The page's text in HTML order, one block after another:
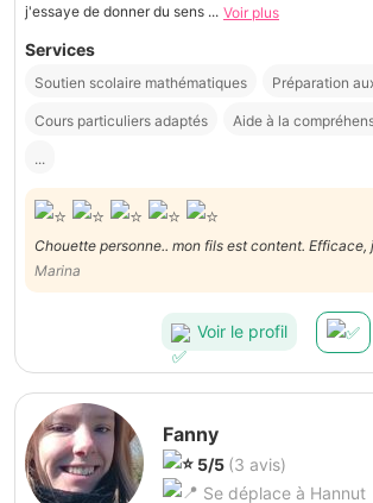
j'essaye de donner du sens ... Voir plus
Services
Soutien scolaire mathématiques Préparation
Cours particuliers adaptés Aide à la
...
Chouette personne.. mon fils est content. Efficace,
Marina
Voir le profil
Fanny
5/5 (3 avis)
Se déplace à Hannut